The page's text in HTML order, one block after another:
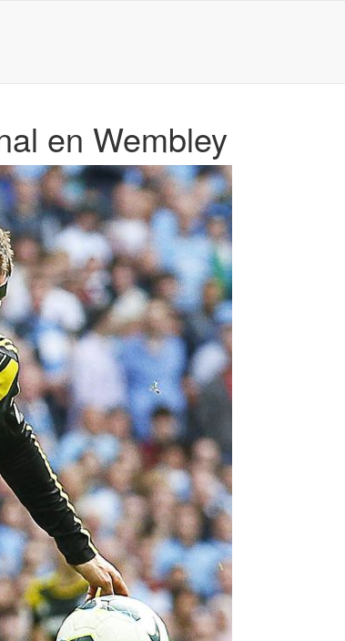
en Wembley